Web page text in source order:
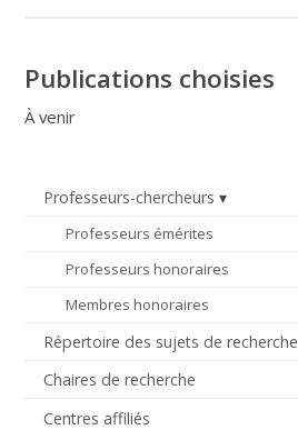
Professeurs-chercheurs
Professeurs émérites
Professeurs honoraires
Membres honoraires
Répertoire des sujets de recherche
Chaires de recherche
Centres affiliés
Publications choisies
À venir